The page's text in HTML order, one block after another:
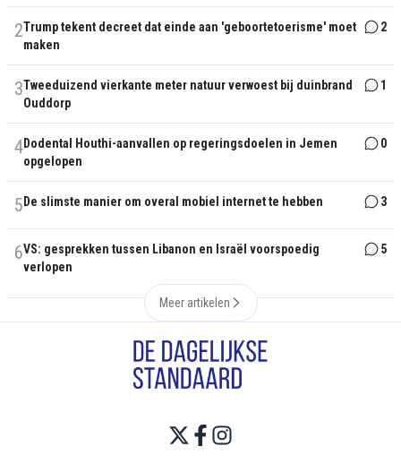
2Trump tekent decreet dat einde aan 'geboortetoerisme' moet
maken
2
3Tweeduizend vierkante meter natuur verwoest bij duinbrand
Ouddorp
1
4Dodental Houthi-aanvallen op regeringsdoelen in Jemen
opgelopen
0
5 De slimste manier om overal mobiel internet te hebben 3
6VS: gesprekken tussen Libanon en Israël voorspoedig
verlopen
5
Meer artikelen